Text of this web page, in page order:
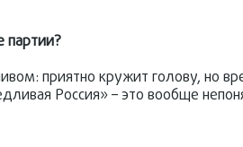
партии?
приятно кружит голову, но
Россия» – это вообще